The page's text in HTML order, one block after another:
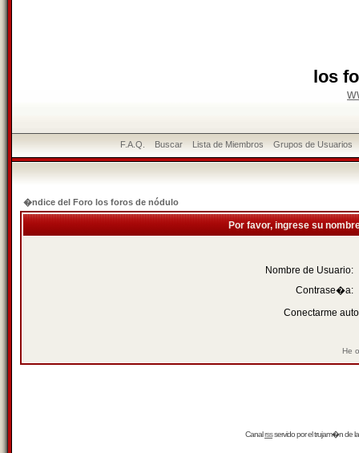
los
F.A.Q. Buscar Lista de Miembros Grupos de Usuarios
�ndice del Foro los foros de nódulo
Por favor, ingrese su
Nombre de Usuario:
Contrase�a:
Conectarme
He
Canalrssservido por eltrujam�nde